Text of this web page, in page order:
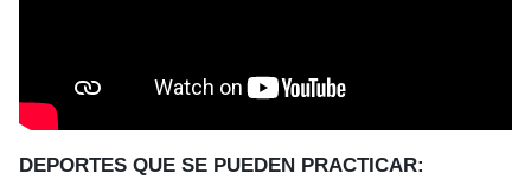
DEPORTES QUE SE PUEDEN PRACTICAR: